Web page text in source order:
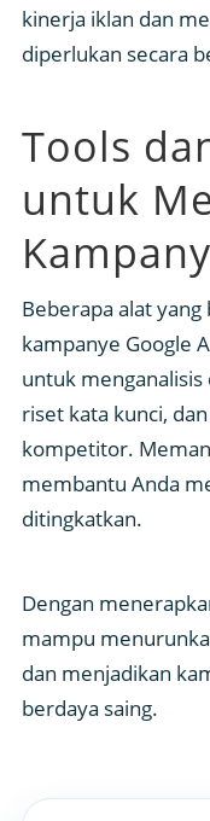
kinerja iklan dan
diperlukan secara
Tools
untuk
Beberapa alat
kampanye Google
untuk menganalisis
riset kata kunci,
kompetitor.
membantu Anda
ditingkatkan.
Dengan
mampu
dan menjadikan
berdaya saing.